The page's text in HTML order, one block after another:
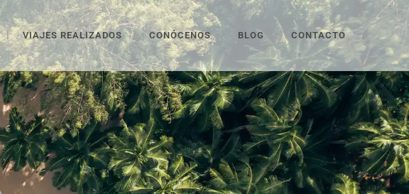
VIAJES REALIZADOS CONÓCENOS BLOG CONTACTO